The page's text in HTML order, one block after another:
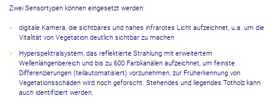
Zwei Sensortypen können eingesetzt werden:
digitale Kamera, die sichtbares und nahes infrarotes Licht aufzeichnet, u.a. um die
Vitalität von Vegetation deutlich sichtbar zu machen
Hyperspektralsystem, das reflektierte Strahlung mit erweitertem
Wellenlängenbereich und bis zu 600 Farbkanälen aufzeichnet, um feinste
Differenzierungen (teilautomatisiert) vorzunehmen; zur Früherkennung von
Vegetationsschäden wird noch geforscht. Stehendes und liegendes Totholz kann
auch identifiziert werden.